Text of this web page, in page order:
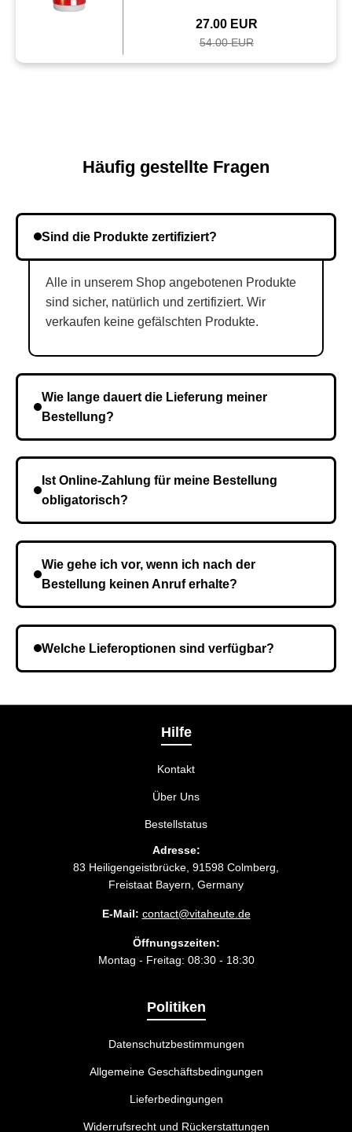
27.00 EUR
54.00 EUR
Häufig gestellte Fragen
Sind die Produkte zertifiziert?
Alle in unserem Shop angebotenen Produkte
sind sicher, natürlich und zertifiziert. Wir
verkaufen keine gefälschten Produkte.
Wie lange dauert die Lieferung meiner
Bestellung?
Kurierdienst und die Zeit hängt davon ab.
Ist Online-Zahlung für meine Bestellung
obligatorisch?
Wie gehe ich vor, wenn ich nach der
Bestellung keinen Anruf erhalte?
und wiederholen Sie gegebenenfalls die Bestellung.
Welche Lieferoptionen sind verfügbar?
Liefermethode wählen, die am besten zu Ihnen
Hilfe
Kontakt
Über Uns
Bestellstatus
Adresse:
83 Heiligengeistbrücke, 91598 Colmberg,
Freistaat Bayern, Germany
E-Mail: contact@vitaheute.de
Öffnungszeiten:
Montag - Freitag: 08:30 - 18:30
Politiken
Datenschutzbestimmungen
Allgemeine Geschäftsbedingungen
Lieferbedingungen
Widerrufsrecht und Rückerstattungen